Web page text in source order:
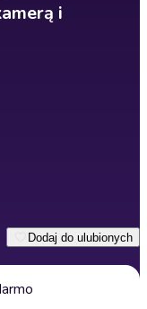
i
Dodaj do ulubionych